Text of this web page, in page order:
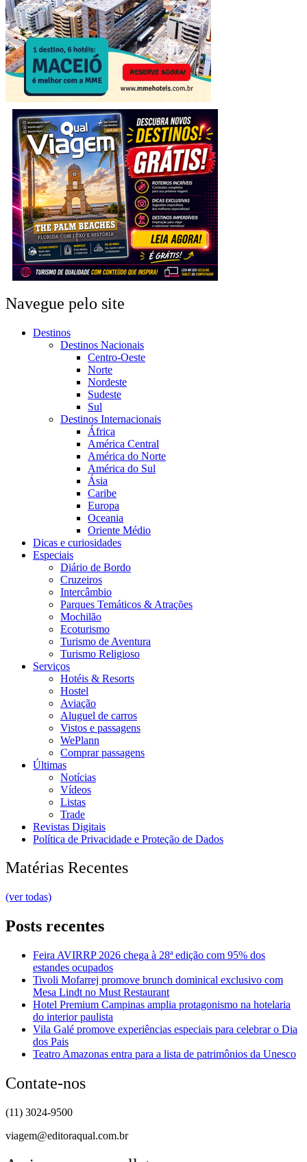
Navegue pelo site
Destinos
Destinos Nacionais
Centro-Oeste
Norte
Nordeste
Sudeste
Sul
Destinos Internacionais
África
América Central
América do Norte
América do Sul
Ásia
Caribe
Europa
Oceania
Oriente Médio
Dicas e curiosidades
Especiais
Diário de Bordo
Cruzeiros
Intercâmbio
Parques Temáticos & Atrações
Mochilão
Ecoturismo
Turismo de Aventura
Turismo Religioso
Serviços
Hotéis & Resorts
Hostel
Aviação
Aluguel de carros
Vistos e passagens
WePlann
Comprar passagens
Últimas
Notícias
Vídeos
Listas
Trade
Revistas Digitais
Política de Privacidade e Proteção de Dados
Matérias Recentes
(ver todas)
Posts recentes
Feira AVIRRP 2026 chega à 28ª edição com 95% dos
estandes ocupados
Tivoli Mofarrej promove brunch dominical exclusivo com
Mesa Lindt no Must Restaurant
Hotel Premium Campinas amplia protagonismo na hotelaria
do interior paulista
Vila Galé promove experiências especiais para celebrar o Dia
dos Pais
Teatro Amazonas entra para a lista de patrimônios da Unesco
Contate-nos
(11) 3024-9500
viagem@editoraqual.com.br